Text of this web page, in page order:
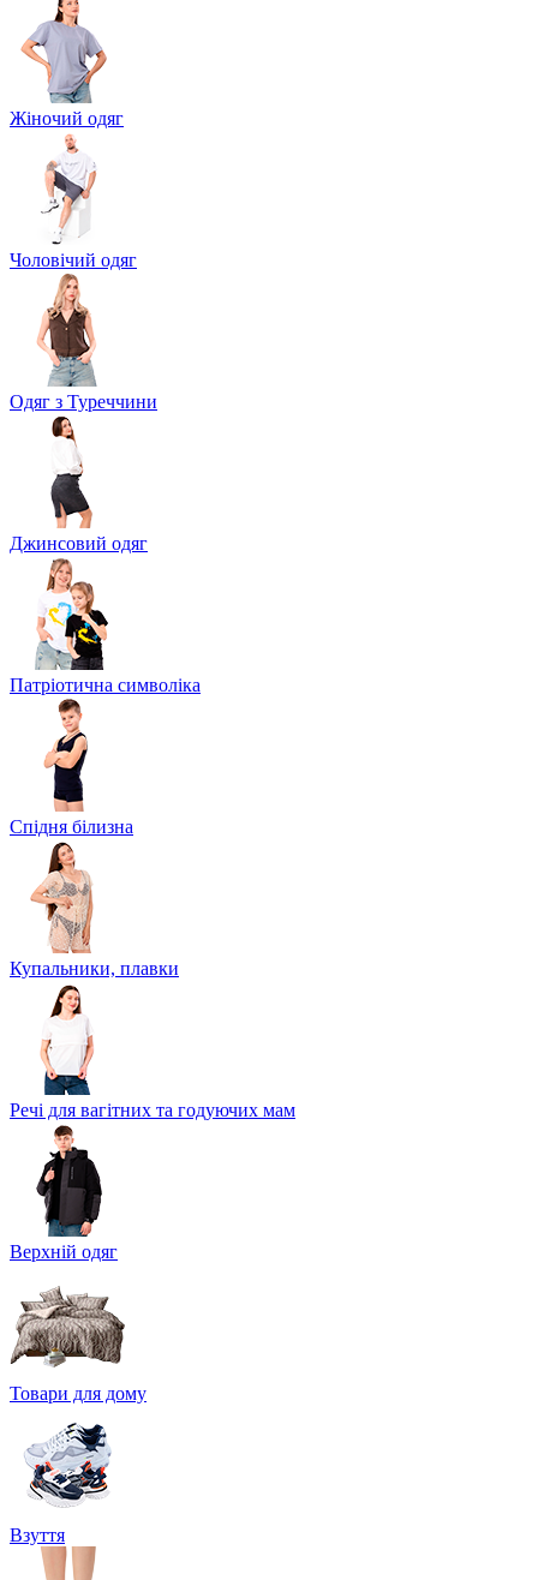
Жіночий одяг
Чоловічий одяг
Одяг з Туреччини
Джинсовий одяг
Патріотична символіка
Спідня білизна
Купальники, плавки
Речі для вагітних та годуючих мам
Верхній одяг
Товари для дому
Взуття